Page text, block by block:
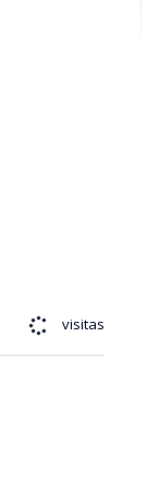
1290 visitas